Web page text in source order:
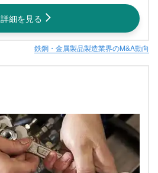
詳細を見る
鉄鋼・金属製品製造業界のM&A動向